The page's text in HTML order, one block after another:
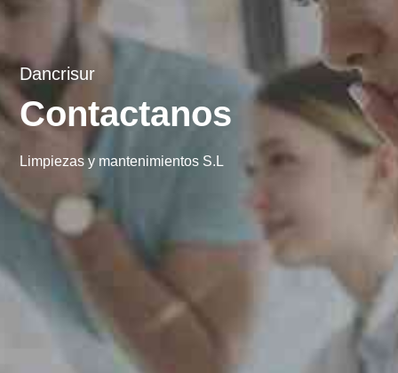
Dancrisur
Contactanos
Limpiezas y mantenimientos S.L